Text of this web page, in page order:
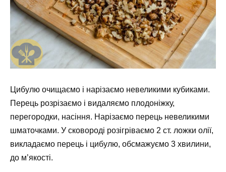
Цибулю очищаємо і нарізаємо невеликими кубиками.
Перець розрізаємо і видаляємо плодоніжку,
перегородки, насіння. Нарізаємо перець невеликими
шматочками. У сковороді розігріваємо 2 ст. ложки олії,
викладаємо перець і цибулю, обсмажуємо 3 хвилини,
до м’якості.